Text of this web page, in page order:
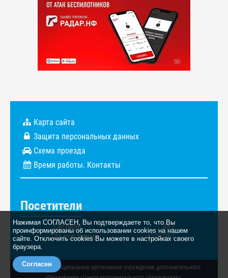
Нажимая СОГЛАСЕН, Вы подтверждаете то, что Вы
проинформированы об использовании cookies на нашем
сайте. Отключить cookies Вы можете в настройках своего
браузера.
Согласен
Карта сайта
Защита персональных данных
Схема проезда
Время работы. Контакты
Посетители
Сегодня
482
За всё время
4277087
© 2026. Муниципальное автономное учреждение дополнительного